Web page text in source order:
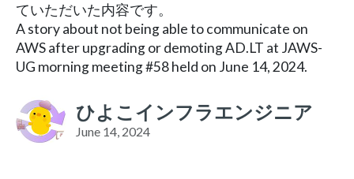
ていただいた内容です。
A story about not being able to communicate on
AWS after upgrading or demoting AD.LT at JAWS-
UG morning meeting #58 held on June 14, 2024.
ひよこインフラエンジニア
June 14, 2024